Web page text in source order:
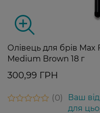
Олівець для брів
Medium Brown 18 г
300,99 ГРН
0
Ваш
для